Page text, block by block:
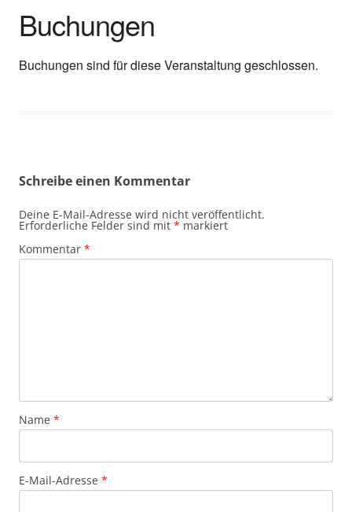
Buchungen
Buchungen sind für diese Veranstaltung geschlossen.
Schreibe einen Kommentar
Deine E-Mail-Adresse wird nicht veröffentlicht.
Erforderliche Felder sind mit * markiert
Kommentar *
Name *
E-Mail-Adresse *